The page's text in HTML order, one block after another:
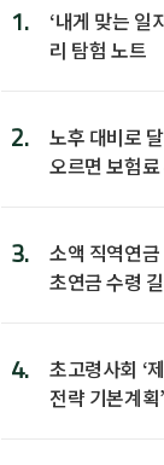
1.
‘내게 맞는 일
리 탐험 노트
2.
노후 대비로
오르면 보험
3.
소액 직역연
초연금 수령
4.
초고령사회 ‘
전략 기본계